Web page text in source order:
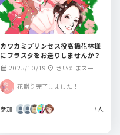
カワカミプリンセス役高橋花林様
にフラスタをお送りしませんか？
calendar_month 2025/10/19 location_on さいたまスーパ
花贈り完了しました！
参加 7人